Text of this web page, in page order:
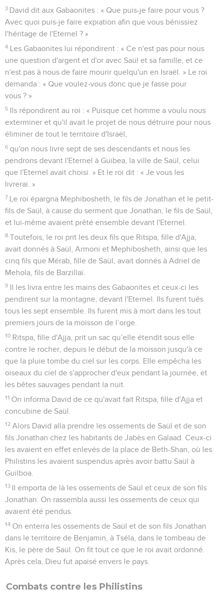
3 David dit aux Gabaonites : « Que puis-je faire pour vous ?
Avec quoi puis-je faire expiation afin que vous bénissiez
l'héritage de l'Eternel ? »
4 Les Gabaonites lui répondirent : « Ce n'est pas pour nous
une question d'argent et d'or avec Saül et sa famille, et ce
n'est pas à nous de faire mourir quelqu'un en Israël. » Le roi
demanda : « Que voulez-vous donc que je fasse pour
vous ? »
5 Ils répondirent au roi : « Puisque cet homme a voulu nous
exterminer et qu'il avait le projet de nous détruire pour nous
éliminer de tout le territoire d'Israël,
6 qu'on nous livre sept de ses descendants et nous les
pendrons devant l'Eternel à Guibea, la ville de Saül, celui
que l'Eternel avait choisi. » Et le roi dit : « Je vous les
livrerai. »
7 Le roi épargna Mephibosheth, le fils de Jonathan et le petit-
fils de Saül, à cause du serment que Jonathan, le fils de Saül,
et lui-même avaient prêté ensemble devant l'Eternel.
8 Toutefois, le roi prit les deux fils que Ritspa, fille d'Ajja,
avait donnés à Saül, Armoni et Mephibosheth, ainsi que les
cinq fils que Mérab, fille de Saül, avait donnés à Adriel de
Mehola, fils de Barzillaï.
9 Il les livra entre les mains des Gabaonites et ceux-ci les
pendirent sur la montagne, devant l'Eternel. Ils furent tués
tous les sept ensemble. Ils furent mis à mort dans les tout
premiers jours de la moisson de l’orge.
10 Ritspa, fille d'Ajja, prit un sac qu’elle étendit sous elle
contre le rocher, depuis le début de la moisson jusqu'à ce
que la pluie tombe du ciel sur les corps. Elle empêcha les
oiseaux du ciel de s'approcher d'eux pendant la journée, et
les bêtes sauvages pendant la nuit.
11 On informa David de ce qu'avait fait Ritspa, fille d'Ajja et
concubine de Saül.
12 Alors David alla prendre les ossements de Saül et de son
fils Jonathan chez les habitants de Jabès en Galaad. Ceux-ci
les avaient en effet enlevés de la place de Beth-Shan, où les
Philistins les avaient suspendus après avoir battu Saül à
Guilboa.
13 Il emporta de là les ossements de Saül et ceux de son fils
Jonathan. On rassembla aussi les ossements de ceux qui
avaient été pendus.
14 On enterra les ossements de Saül et de son fils Jonathan
dans le territoire de Benjamin, à Tséla, dans le tombeau de
Kis, le père de Saül. On fit tout ce que le roi avait ordonné.
Après cela, Dieu fut apaisé envers le pays.
Combats contre les Philistins